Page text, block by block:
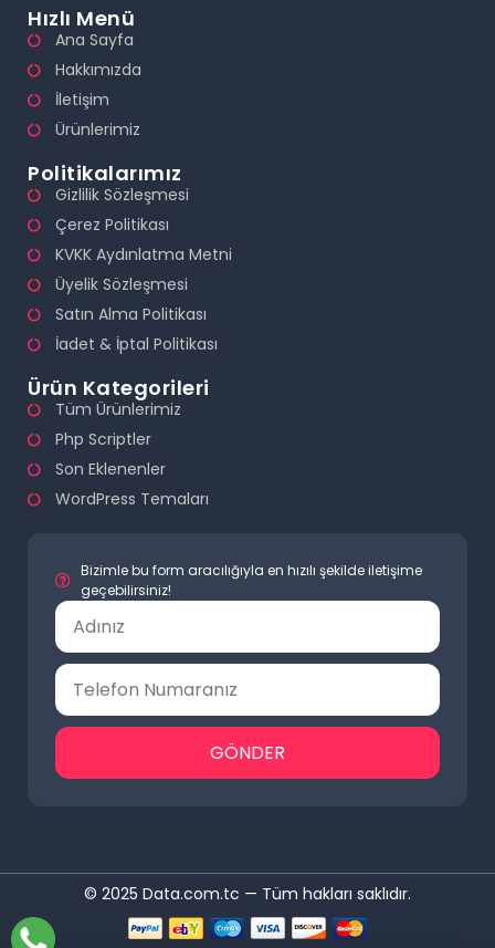
Hızlı Menü
Ana Sayfa
Hakkımızda
İletişim
Ürünlerimiz
Politikalarımız
Gizlilik Sözleşmesi
Çerez Politikası
KVKK Aydınlatma Metni
Üyelik Sözleşmesi
Satın Alma Politikası
İadet & İptal Politikası
Ürün Kategorileri
Tüm Ürünlerimiz
Php Scriptler
Son Eklenenler
WordPress Temaları
Bizimle bu form aracılığıyla en hızılı şekilde iletişime
geçebilirsiniz!
GÖNDER
© 2025 Data.com.tc — Tüm hakları saklıdır.